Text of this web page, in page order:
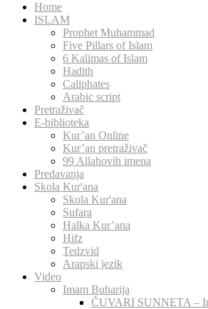
Home
ISLAM
Prophet Muhammad
Five Pillars of Islam
6 Kalimas of Islam
Hadith
Caliphates
Arabic script
Pretraživač
E-biblioteka
Kur’an Online
Kur’an pretraživač
99 Allahovih imena
Predavanja
Skola Kur'ana
Skola Kur'ana
Sufara
Halka Kur’ana
Hifz
Tedzvid
Arapski jezik
Video
Imam Buharija
ČUVARI SUNNETA –